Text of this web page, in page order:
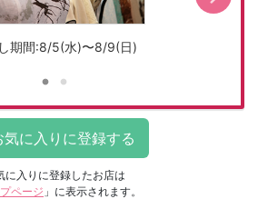
期間:8/5(水)〜8/9(日)
に入りに登録したお店は
ページ 」に表示されます。